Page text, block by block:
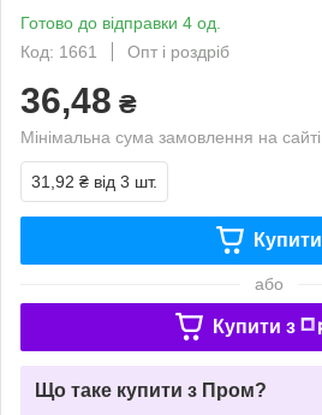
Готово до відправки 4 од.
Код: 1661
Опт і роздріб
36,48 ₴
Мінімальна сума замовлення на
31,92 ₴ від 3 шт.
Купити
або
Купити з
Що таке купити з Пром?